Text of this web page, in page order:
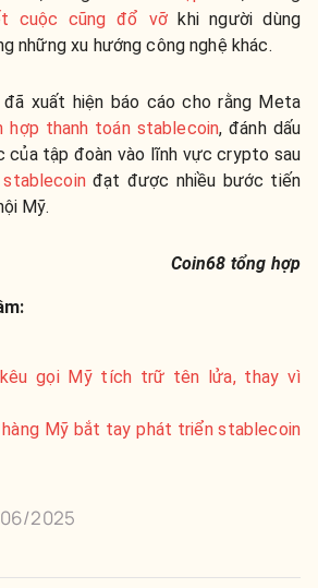
cuộc cũng đổ vỡkhi người dùng
những xu hướng công nghệ khác.
đã xuất hiện báo cáo cho rằng Meta
hợp thanh toán stablecoin, đánh dấu
của tập đoàn vào lĩnh vực crypto sau
đạt được nhiều bước tiến
Mỹ.
Coin68 tổng hợp
kêu gọi Mỹ tích trữ tên lửa, thay vì
hàng Mỹ bắt tay phát triển stablecoin
2025